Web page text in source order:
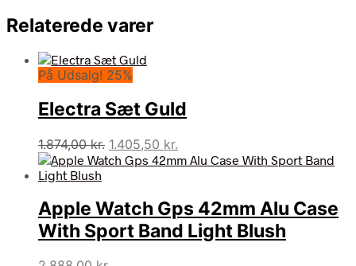
Relaterede varer
På Udsalg! 25%
Electra Sæt Guld
1.874,00kr. Den
oprindelige
1.874,00 kr..
1.405,50 kr.
aktuelle
1.405,50 kr..
Apple Watch Gps 42mm Alu Case
With Sport Band Light Blush